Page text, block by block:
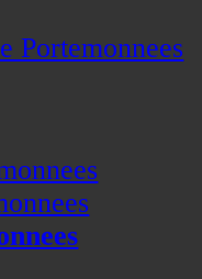
Portemonnees